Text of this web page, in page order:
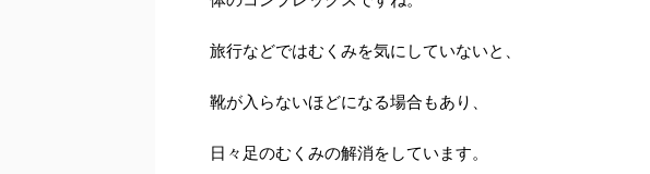
旅行などではむくみを気にしていないと、
靴が入らないほどになる場合もあり、
日々足のむくみの解消をしています。